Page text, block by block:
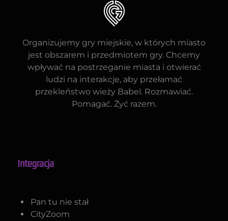
Organizujemy gry miejskie, w których miasto
jest obszarem i przedmiotem gry. Chcemy
wpływać na postrzeganie miasta i otwierać
ludzi na interakcje, aby przełamać
przekleństwo wieży Babel. Rozmawiać.
Pomagać. Żyć razem.
Integracja
Pan tu nie stał
CityZoom